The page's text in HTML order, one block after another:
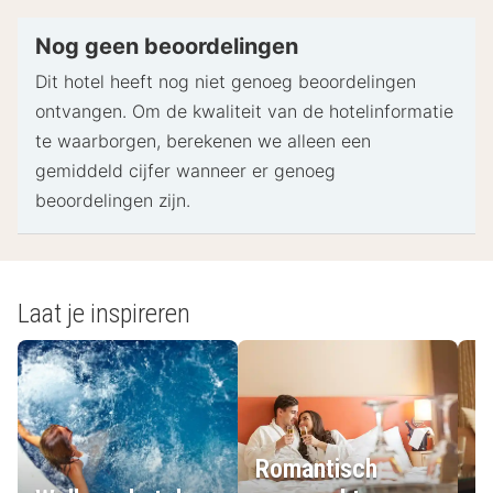
pinpas of borgsom in contanten te verstrekken
Speciale verzoeken worden onder voorbehoud van
beschikbaarheid bij het inchecken ingewilligd.
Hiervoor kunnen extra kosten in rekening worden
gebracht. Speciale verzoeken kunnen niet worden
gegarandeerd.
De accommodatie beschikt over de volgende
veiligheidsvoorzieningen: brandblusser, rookmelder
en EHBO-doos
- Speciale instructies:
Een receptiemedewerker staat bij aankomst in de
accommodatie op je te wachten.
Nog geen beoordelingen
Dit hotel heeft nog niet genoeg beoordelingen
ontvangen. Om de kwaliteit van de hotelinformatie
te waarborgen, berekenen we alleen een
gemiddeld cijfer wanneer er genoeg
beoordelingen zijn.
Laat je inspireren
Romantisch